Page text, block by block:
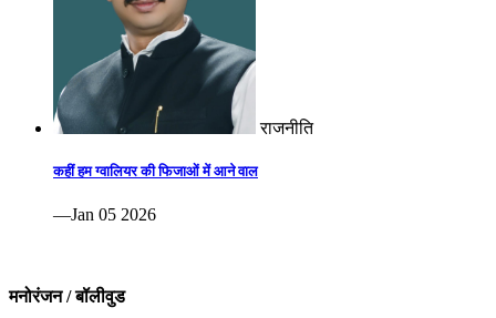
राजनीति
कहीं हम ग्वालियर की फिजाओं में आने वाल
—Jan 05 2026
मनोरंजन / बॉलीवुड